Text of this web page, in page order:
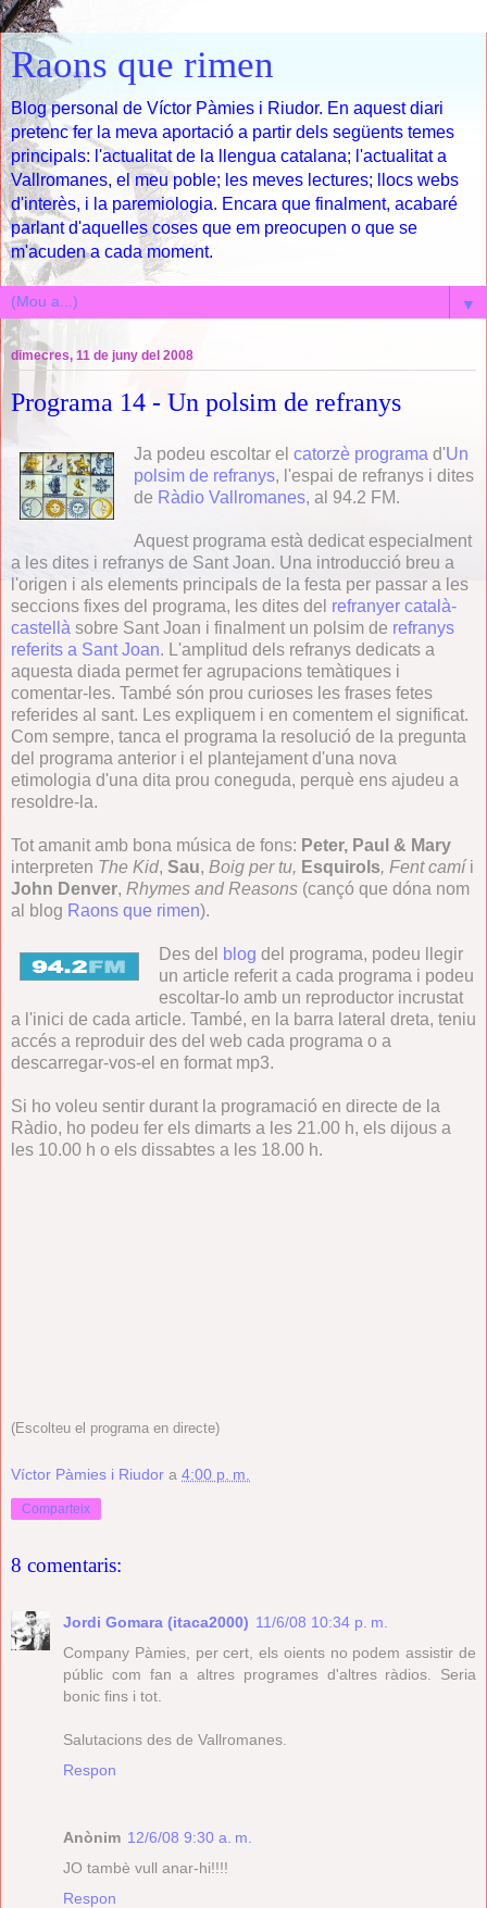
Raons que rimen
Blog personal de Víctor Pàmies i Riudor. En aquest diari
pretenc fer la meva aportació a partir dels següents temes
principals: l'actualitat de la llengua catalana; l'actualitat a
Vallromanes, el meu poble; les meves lectures; llocs webs
d'interès, i la paremiologia. Encara que finalment, acabaré
parlant d'aquelles coses que em preocupen o que se
m'acuden a cada moment.
▼
dimecres, 11 de juny del 2008
Programa 14 - Un polsim de refranys
Ja podeu escoltar el catorzè programa d'Un
polsim de refranys, l'espai de refranys i dites
de Ràdio Vallromanes, al 94.2 FM.
Aquest programa està dedicat especialment
a les dites i refranys de Sant Joan. Una introducció breu a
l'origen i als elements principals de la festa per passar a les
seccions fixes del programa, les dites del refranyer català-
castellà sobre Sant Joan i finalment un polsim de refranys
referits a Sant Joan. L'amplitud dels refranys dedicats a
aquesta diada permet fer agrupacions temàtiques i
comentar-les. També són prou curioses les frases fetes
referides al sant. Les expliquem i en comentem el significat.
Com sempre, tanca el programa la resolució de la pregunta
del programa anterior i el plantejament d'una nova
etimologia d'una dita prou coneguda, perquè ens ajudeu a
resoldre-la.
Tot amanit amb bona música de fons: Peter, Paul & Mary
interpreten The Kid, Sau, Boig per tu, Esquirols, Fent camíi
John Denver, Rhymes and Reasons (cançó que dóna nom
al blog Raons que rimen).
Des del blog del programa, podeu llegir
un article referit a cada programa i podeu
escoltar-lo amb un reproductor incrustat
a l'inici de cada article. També, en la barra lateral dreta, teniu
accés a reproduir des del web cada programa o a
descarregar-vos-el en format mp3.
Si ho voleu sentir durant la programació en directe de la
Ràdio, ho podeu fer els dimarts a les 21.00 h, els dijous a
les 10.00 h o els dissabtes a les 18.00 h.
(Escolteu el programa en directe)
Víctor Pàmies i Riudor a 4:00 p. m.
Comparteix
8 comentaris:
Jordi Gomara (itaca2000) 11/6/08 10:34 p. m.
Company Pàmies, per cert, els oients no podem assistir de
públic com fan a altres programes d'altres ràdios. Seria
bonic fins i tot.
Salutacions des de Vallromanes.
Respon
Anònim 12/6/08 9:30 a. m.
JO tambè vull anar-hi!!!!
Respon